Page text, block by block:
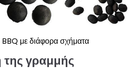
BBQ με διάφορα σχήματα
γραμμής